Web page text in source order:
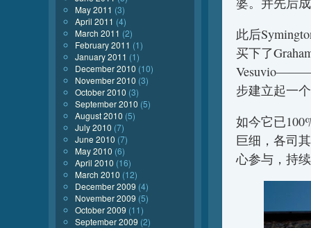
此后
买下了
步建立起一
如今它已
巨细，各司
心参与，持
May 2011 (3)
April 2011 (4)
March 2011 (2)
February 2011 (1)
January 2011 (1)
December 2010 (10)
November 2010 (3)
October 2010 (3)
September 2010 (5)
August 2010 (5)
July 2010 (7)
June 2010 (7)
May 2010 (6)
April 2010 (16)
March 2010 (12)
December 2009 (4)
November 2009 (5)
October 2009 (11)
September 2009 (2)